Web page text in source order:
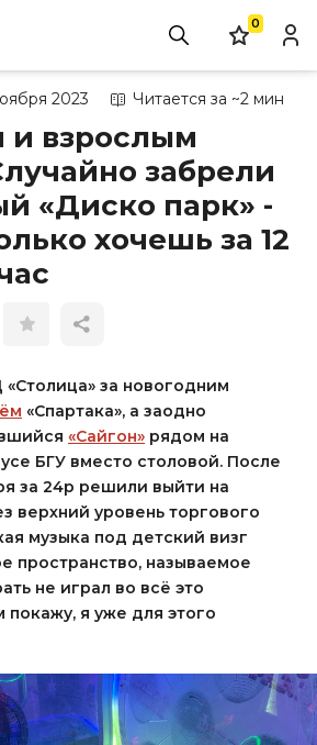
0
2023 Читается за ~2 мин
и взрослым
забрели
«Диско парк» -
хочешь за 12
за новогодним
«Спартака», а заодно
«Сайгон» рядом на
БГУ вместо столовой. После
за 24р решили выйти на
верхний уровень торгового
музыка под детский визг
пространство, называемое
не играл во всё это
покажу, я уже для этого